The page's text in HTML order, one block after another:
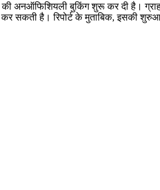
की अनऑफिशियली बुकिंग शुरू कर दी है।
है। रिपोर्ट के मुताबिक, इसकी